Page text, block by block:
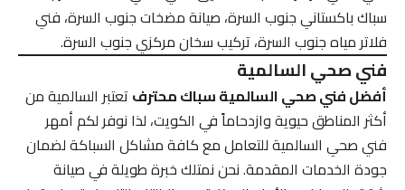
سباك باكستاني جنوب السرة، صيانة مضخات جنوب السرة، فني
فلاتر مياه جنوب السرة، تركيب سخان مركزي جنوب السرة.
فني صحي السالمية
أفضل فني صحي السالمية سباك محترفتعتبر السالمية من
أكثر المناطق حيوية وازدحاماً في الكويت، لذا نوفر لكم أمهر
فني صحي السالمية للتعامل مع كافة مشاكل السباكة لضمان
جودة الخدمات المقدمة. نحن نمتلك خبرة طويلة في صيانة